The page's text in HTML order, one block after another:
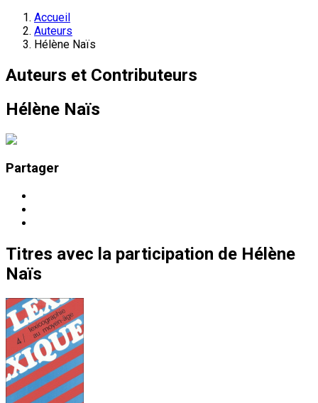
Accueil
Auteurs
Hélène Naïs
Auteurs et Contributeurs
Hélène Naïs
Partager
Titres avec la participation de Hélène
Naïs